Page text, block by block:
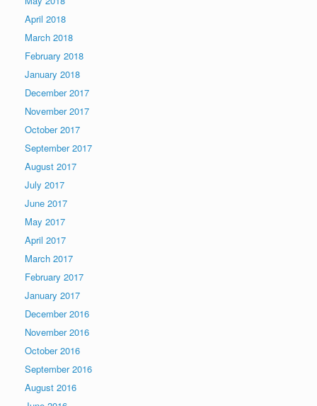
April 2018
March 2018
February 2018
January 2018
December 2017
November 2017
October 2017
September 2017
August 2017
July 2017
June 2017
May 2017
April 2017
March 2017
February 2017
January 2017
December 2016
November 2016
October 2016
September 2016
August 2016